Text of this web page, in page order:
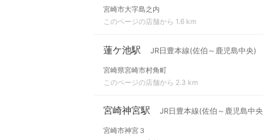
宮崎市大字島之内
このページの店舗から 1.6 km
蓮ケ池駅 JR日豊本線(佐伯～鹿児島中央)
宮崎県宮崎市村角町
このページの店舗から 2.3 km
宮崎神宮駅 JR日豊本線(佐伯～鹿児島中
宮崎市神宮３